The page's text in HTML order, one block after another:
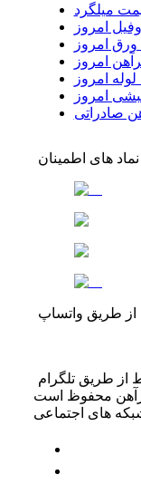
میلگرد
امروز
امروز
امروز
امروز
امروز
صادراتی
نماد های اطمینان
از طریق واتساپ
از طریق تلگرام
محفوظ است
های اجتماعی